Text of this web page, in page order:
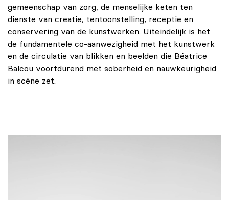
gemeenschap van zorg, de menselijke keten ten
dienste van creatie, tentoonstelling, receptie en
conservering van de kunstwerken. Uiteindelijk is het
de fundamentele co-aanwezigheid met het kunstwerk
en de circulatie van blikken en beelden die Béatrice
Balcou voortdurend met soberheid en nauwkeurigheid
in scène zet.